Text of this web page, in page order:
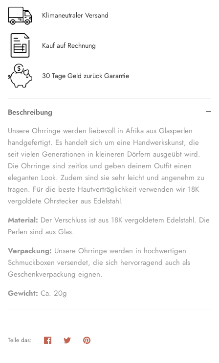
Klimaneutraler Versand
Kauf auf Rechnung
30 Tage Geld zurück Garantie
Beschreibung
Unsere Ohrringe werden liebevoll in Afrika aus Glasperlen
handgefertigt. Es handelt sich um eine Handwerkskunst, die
seit vielen Generationen in kleineren Dörfern ausgeübt wird.
Die Ohrringe sind zeitlos und geben deinem Outfit einen
eleganten Look. Zudem sind sie sehr leicht und angenehm zu
tragen. Für die beste Hautverträglichkeit verwenden wir 18K
vergoldete Ohrstecker aus Edelstahl.
Material: Der Verschluss ist aus 18K vergoldetem Edelstahl. Die
Perlen sind aus Glas.
Verpackung: Unsere Ohrringe werden in hochwertigen
Schmuckboxen versendet, die sich hervorragend auch als
Geschenkverpackung eignen.
Gewicht: Ca. 20g
Teile das: TeilenTwitternPinnen